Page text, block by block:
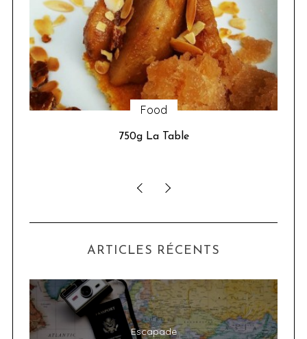
Sorties
Google installe un chalet à Paris du 21 au 24
ARTICLES RÉCENTS
Escapade